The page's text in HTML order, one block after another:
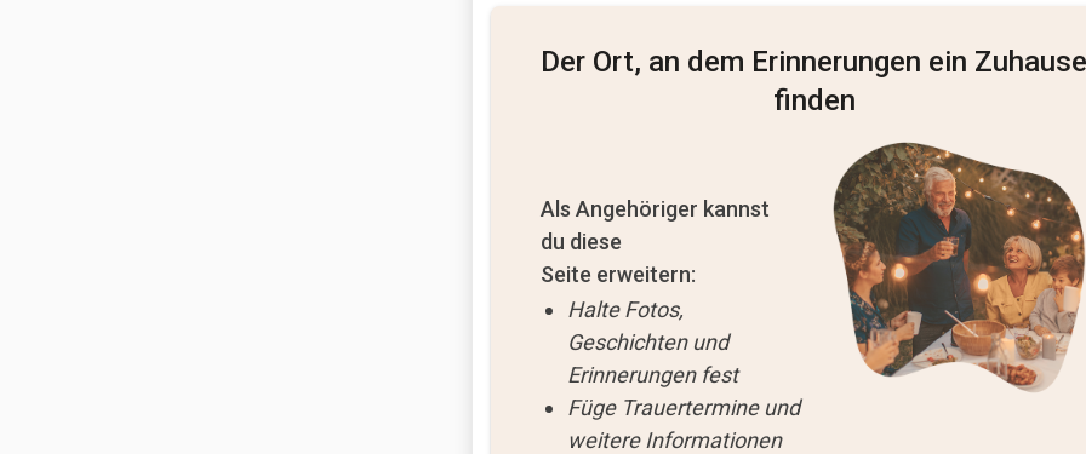
Der Ort, an dem Erinnerungen ein
finden
Als Angehöriger kannst
du diese
Seite erweitern:
Halte Fotos,
Geschichten und
Erinnerungen fest
Füge Trauertermine und
weitere Informationen